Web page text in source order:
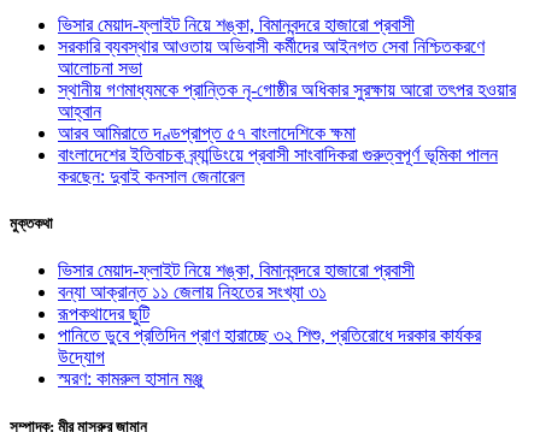
ভিসার মেয়াদ-ফ্লাইট নিয়ে শঙ্কা, বিমানবন্দরে হাজারো প্রবাসী
সরকারি ব্যবস্থার আওতায় অভিবাসী কর্মীদের আইনগত সেবা নিশ্চিতকরণে
আলোচনা সভা
স্থানীয় গণমাধ্যমকে প্রান্তিক নৃ-গোষ্ঠীর অধিকার সুরক্ষায় আরো তৎপর হওয়ার
আহ্বান
আরব আমিরাতে দণ্ডপ্রাপ্ত ৫৭ বাংলাদেশিকে ক্ষমা
বাংলাদেশের ইতিবাচক ব্র্যান্ডিংয়ে প্রবাসী সাংবাদিকরা গুরুত্বপূর্ণ ভূমিকা পালন
করছেন: দুবাই কনসাল জেনারেল
মুক্তকথা
ভিসার মেয়াদ-ফ্লাইট নিয়ে শঙ্কা, বিমানবন্দরে হাজারো প্রবাসী
বন্যা আক্রান্ত ১১ জেলায় নিহতের সংখ্যা ৩১
রূপকথাদের ছুটি
পানিতে ডুবে প্রতিদিন প্রাণ হারাচ্ছে ৩২ শিশু, প্রতিরোধে দরকার কার্যকর
উদ্যোগ
স্মরণ: কামরুল হাসান মঞ্জু
সম্পাদক: মীর মাসরুর জামান